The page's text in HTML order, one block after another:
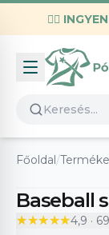
✌🏼
Infó
Kapcsolat
GYIK
Általános
Adatvédelmi
Főoldal /
Baseball
★★★★★
★★★★★4,9 · 69